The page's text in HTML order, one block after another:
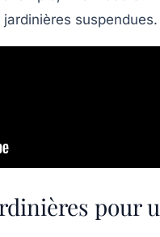
suspendues.
pour